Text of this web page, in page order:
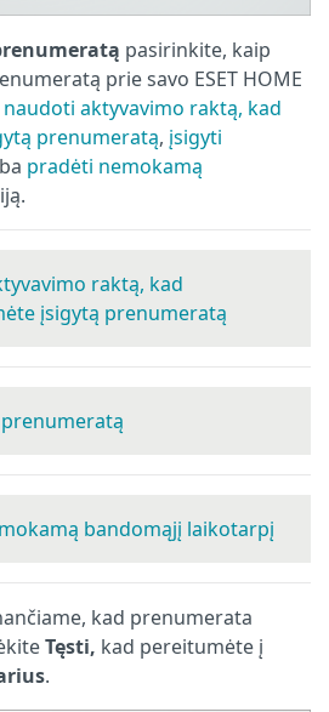
pasirinkite, kaip
prie savo ESET HOME
naudoti aktyvavimo raktą, kad
prenumeratą, įsigyti
pradėti nemokamą
raktą, kad
įsigytą prenumeratą
bandomąjį laikotarpį
kad prenumerata
Tęsti, kad pereitumėte į
.